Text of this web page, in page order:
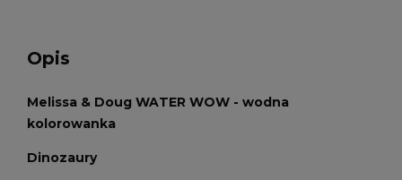
Opis
Melissa & Doug WATER WOW - wodna
kolorowanka
Dinozaury